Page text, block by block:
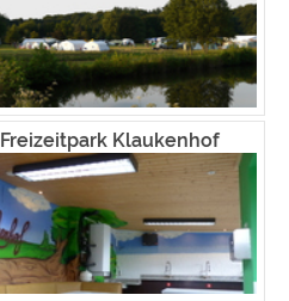
Freizeitpark Klaukenhof